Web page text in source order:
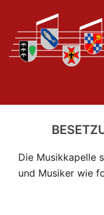
springen
Die Musikkapelle
und Musiker wie